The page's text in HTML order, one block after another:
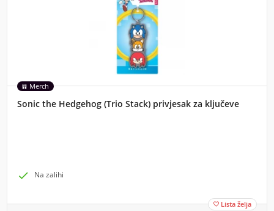
Merch
Sonic the Hedgehog (Trio Stack) privjesak za ključeve
 Na zalihi
 Lista želja